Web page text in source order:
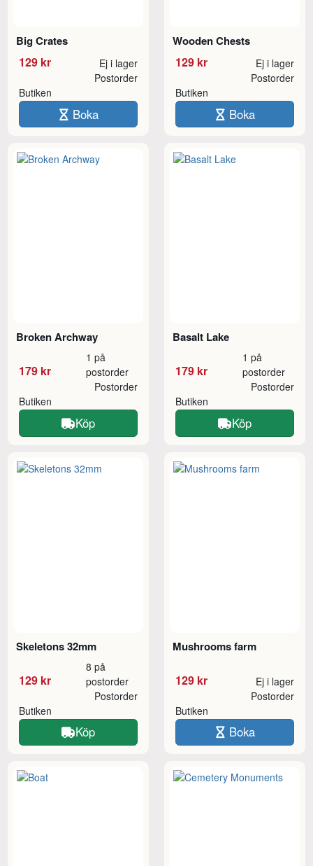
Big Crates
129 kr Ej i lager
Butiken
Postorder
Boka
Wooden Chests
129 kr Ej i lager
Butiken
Postorder
Boka
Broken Archway
179 kr
1 på
postorder
Butiken
Postorder
Köp
Basalt Lake
179 kr
1 på
postorder
Butiken
Postorder
Köp
Skeletons 32mm
129 kr
8 på
postorder
Butiken
Postorder
Köp
Mushrooms farm
129 kr Ej i lager
Butiken
Postorder
Boka